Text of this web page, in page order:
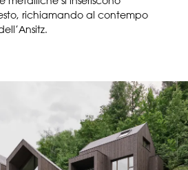
richiamando al contempo